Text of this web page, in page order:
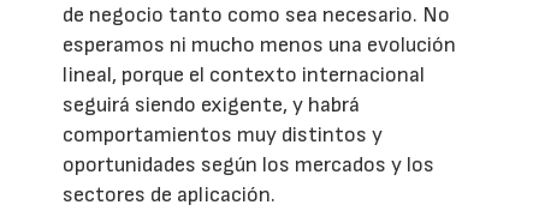
de negocio tanto como sea necesario. No
esperamos ni mucho menos una evolución
lineal, porque el contexto internacional
seguirá siendo exigente, y habrá
comportamientos muy distintos y
oportunidades según los mercados y los
sectores de aplicación.